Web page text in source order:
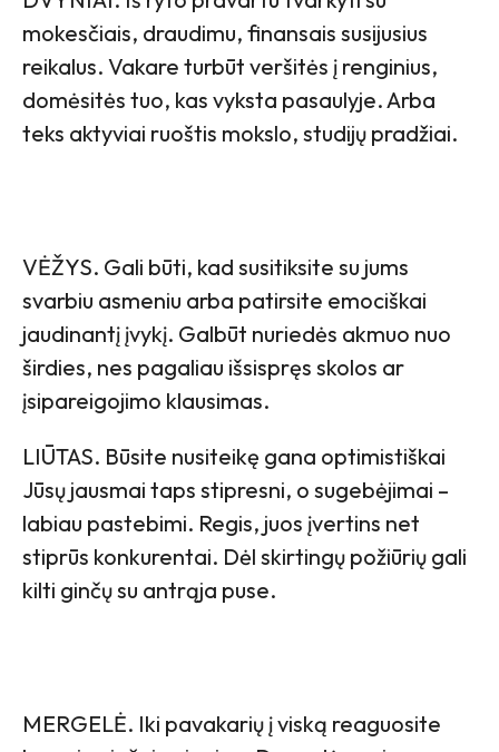
mokesčiais, draudimu, finansais susijusius
reikalus. Vakare turbūt veršitės į renginius,
domėsitės tuo, kas vyksta pasaulyje. Arba
teks aktyviai ruoštis mokslo, studijų pradžiai.
VĖŽYS. Gali būti, kad susitiksite su jums
svarbiu asmeniu arba patirsite emociškai
jaudinantį įvykį. Galbūt nuriedės akmuo nuo
širdies, nes pagaliau išsispręs skolos ar
įsipareigojimo klausimas.
LIŪTAS. Būsite nusiteikę gana optimistiškai
Jūsų jausmai taps stipresni, o sugebėjimai –
labiau pastebimi. Regis, juos įvertins net
stiprūs konkurentai. Dėl skirtingų požiūrių gali
kilti ginčų su antrąja puse.
MERGELĖ. Iki pavakarių į viską reaguosite